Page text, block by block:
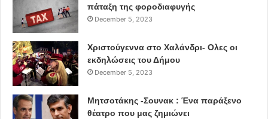
Μικρό Θέατρο Επιδαύρου μουσική
συναυλία Σαββίναα Γιαννάτου
Primavera en Salonico
πάταξη της φοροδιαφυγής
December 5, 2023
Χριστούγεννα στο Χαλάνδρι- Ολες οι
εκδηλώσεις του Δήμου
December 5, 2023
Μητσοτάκης -Σουνακ : Ένα παράξενο
θέατρο που μας ζημιώνει